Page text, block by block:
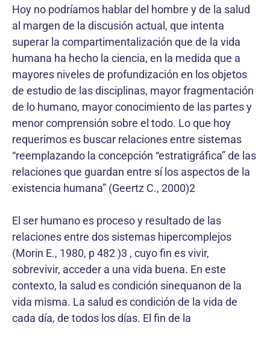
Hoy no podríamos hablar del hombre y de la salud
al margen de la discusión actual, que intenta
superar la compartimentalización que de la vida
humana ha hecho la ciencia, en la medida que a
mayores niveles de profundización en los objetos
de estudio de las disciplinas, mayor fragmentación
de lo humano, mayor conocimiento de las partes y
menor comprensión sobre el todo. Lo que hoy
requerimos es buscar relaciones entre sistemas
“reemplazando la concepción “estratigráfica” de las
relaciones que guardan entre sí los aspectos de la
existencia humana” (Geertz C., 2000)2
El ser humano es proceso y resultado de las
relaciones entre dos sistemas hipercomplejos
(Morin E., 1980, p 482 )3 , cuyo fin es vivir,
sobrevivir, acceder a una vida buena. En este
contexto, la salud es condición sinequanon de la
vida misma. La salud es condición de la vida de
cada día, de todos los días. El fin de la